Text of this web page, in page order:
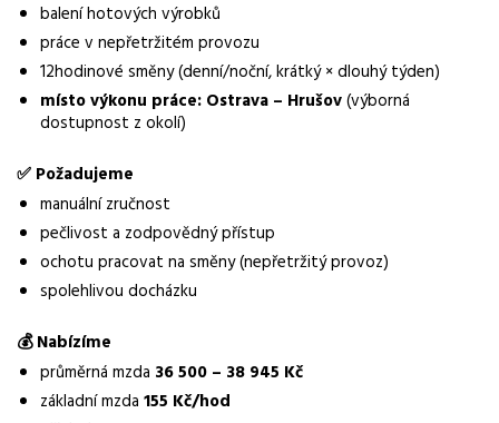
Havířov
Zaměstnavatel / agentura
Manuvia DreamJob s.r.o.
Typ úvazku
Plný úvazek
Mzda
36 500 - 39 000 Kč
Směny
dvousměnný provoz
Pracovní doba
12hodinové směny
balení hotových výrobků
práce v nepřetržitém provozu
12hodinové směny (denní/noční, krátký × dlouhý týden)
místo výkonu práce: Ostrava – Hrušov(výborná
dostupnost z okolí)
✅ Požadujeme
manuální zručnost
pečlivost a zodpovědný přístup
ochotu pracovat na směny (nepřetržitý provoz)
spolehlivou docházku
💰 Nabízíme
průměrná mzda 36 500 – 38 945 Kč
základní mzda 155 Kč/hod